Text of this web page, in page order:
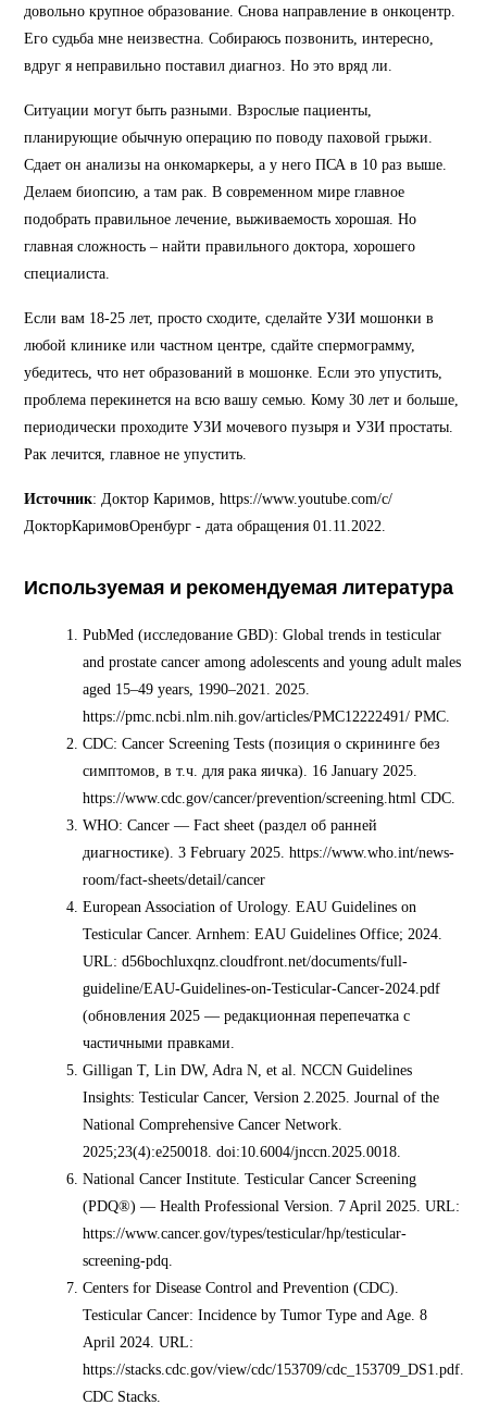
довольно крупное образование. Снова направление в онкоцентр.
Его судьба мне неизвестна. Собираюсь позвонить, интересно,
вдруг я неправильно поставил диагноз. Но это вряд ли.
Ситуации могут быть разными. Взрослые пациенты,
планирующие обычную операцию по поводу паховой грыжи.
Сдает он анализы на онкомаркеры, а у него ПСА в 10 раз выше.
Делаем биопсию, а там рак. В современном мире главное
подобрать правильное лечение, выживаемость хорошая. Но
главная сложность – найти правильного доктора, хорошего
специалиста.
Если вам 18-25 лет, просто сходите, сделайте УЗИ мошонки в
любой клинике или частном центре, сдайте спермограмму,
убедитесь, что нет образований в мошонке. Если это упустить,
проблема перекинется на всю вашу семью. Кому 30 лет и больше,
периодически проходите УЗИ мочевого пузыря и УЗИ простаты.
Рак лечится, главное не упустить.
Источник: Доктор Каримов, https://www.youtube.com/c/
ДокторКаримовОренбург - дата обращения 01.11.2022.
Используемая и рекомендуемая литература
PubMed (исследование GBD): Global trends in testicular
and prostate cancer among adolescents and young adult males
aged 15–49 years, 1990–2021. 2025.
https://pmc.ncbi.nlm.nih.gov/articles/PMC12222491/ PMC.
CDC: Cancer Screening Tests (позиция о скрининге без
симптомов, в т.ч. для рака яичка). 16 January 2025.
https://www.cdc.gov/cancer/prevention/screening.html CDC.
WHO: Cancer — Fact sheet (раздел об ранней
диагностике). 3 February 2025. https://www.who.int/news-
room/fact-sheets/detail/cancer
European Association of Urology. EAU Guidelines on
Testicular Cancer. Arnhem: EAU Guidelines Office; 2024.
URL: d56bochluxqnz.cloudfront.net/documents/full-
guideline/EAU-Guidelines-on-Testicular-Cancer-2024.pdf
(обновления 2025 — редакционная перепечатка с
частичными правками.
Gilligan T, Lin DW, Adra N, et al. NCCN Guidelines
Insights: Testicular Cancer, Version 2.2025. Journal of the
National Comprehensive Cancer Network.
2025;23(4):e250018. doi:10.6004/jnccn.2025.0018.
National Cancer Institute. Testicular Cancer Screening
(PDQ®) — Health Professional Version. 7 April 2025. URL:
https://www.cancer.gov/types/testicular/hp/testicular-
screening-pdq.
Centers for Disease Control and Prevention (CDC).
Testicular Cancer: Incidence by Tumor Type and Age. 8
April 2024. URL:
https://stacks.cdc.gov/view/cdc/153709/cdc_153709_DS1.pdf.
CDC Stacks.